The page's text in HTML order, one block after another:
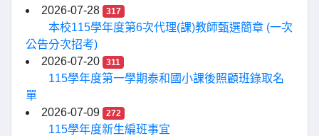
2026-07-28
317
本校115學年度第6次代理(課)教師甄選簡章 (一次
公告分次招考)
2026-07-20
311
115學年度第一學期泰和國小課後照顧班錄取名
單
2026-07-09
272
115學年度新生編班事宜